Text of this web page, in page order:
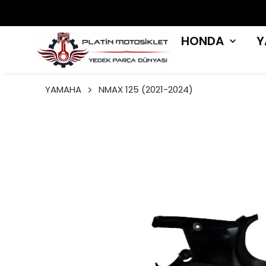
HONDA
YAMAHA NMAX 125 (2021-2024)